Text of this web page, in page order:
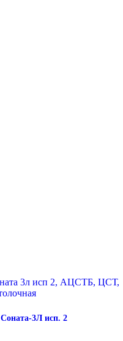
Соната-3Л исп. 2